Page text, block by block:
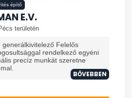
építő
E.V.
területén
Felelős
rendelkező egyéni
precíz munkát szeretne
BŐVEBBEN